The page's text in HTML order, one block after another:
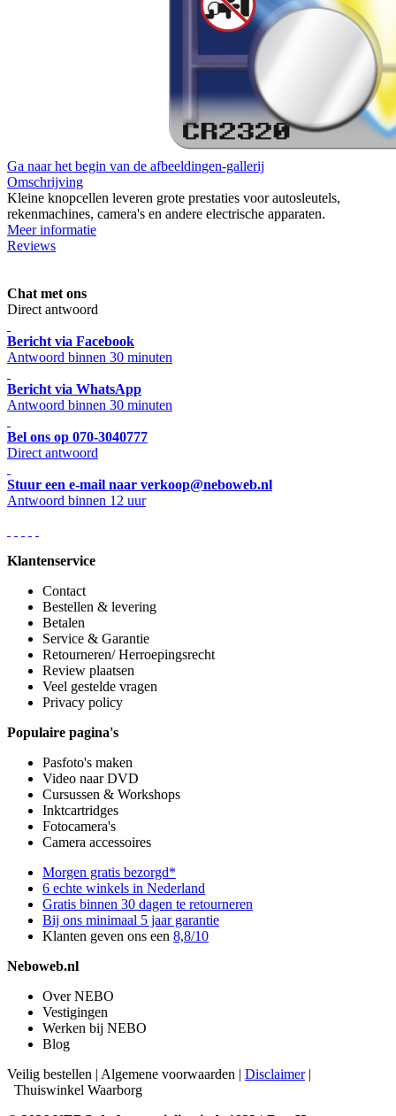
Ga naar het begin van de afbeeldingen-gallerij
Omschrijving
Kleine knopcellen leveren grote prestaties voor autosleutels,
rekenmachines, camera's en andere electrische apparaten.
Meer informatie
Reviews
Chat met ons
Direct antwoord
Bericht via Facebook
Antwoord binnen 30 minuten
Bericht via WhatsApp
Antwoord binnen 30 minuten
Bel ons op 070-3040777
Direct antwoord
Stuur een e-mail naar verkoop@neboweb.nl
Antwoord binnen 12 uur
Klantenservice
Contact
Bestellen & levering
Betalen
Service & Garantie
Retourneren/ Herroepingsrecht
Review plaatsen
Veel gestelde vragen
Privacy policy
Populaire pagina's
Pasfoto's maken
Video naar DVD
Cursussen & Workshops
Inktcartridges
Fotocamera's
Camera accessoires
Morgen gratis bezorgd*
6 echte winkels in Nederland
Gratis binnen 30 dagen te retourneren
Bij ons minimaal 5 jaar garantie
Klanten geven ons een 8,8/10
Neboweb.nl
Over NEBO
Vestigingen
Werken bij NEBO
Blog
Veilig bestellen | Algemene voorwaarden | Disclaimer|
Thuiswinkel Waarborg